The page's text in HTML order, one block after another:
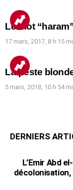
Le mot
17 mars, 2017, 8 h 15
La peste
5 mars, 2018, 10 h 54
DERNIERS
L’Emir Abd
décolonisation,